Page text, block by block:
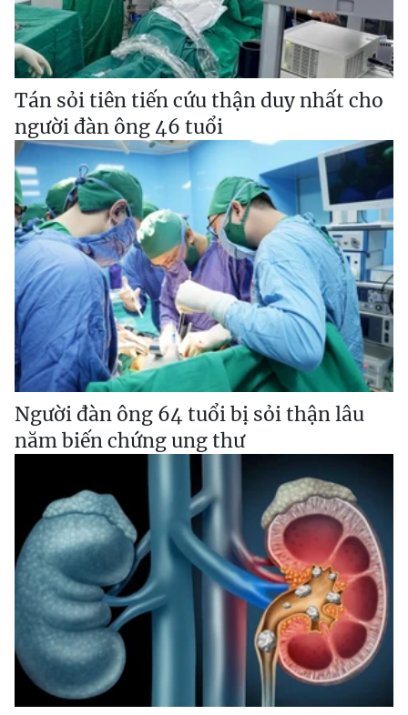
Tán sỏi tiên tiến cứu thận duy nhất cho
người đàn ông 46 tuổi
Người đàn ông 64 tuổi bị sỏi thận lâu
năm biến chứng ung thư